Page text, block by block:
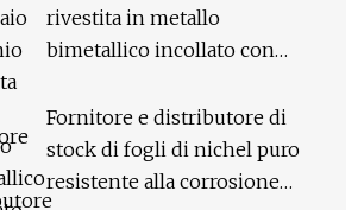
rivestita in metallo
bimetallico incollato con
Fornitore e distributore di
stock di fogli di nichel puro
resistente alla corrosione